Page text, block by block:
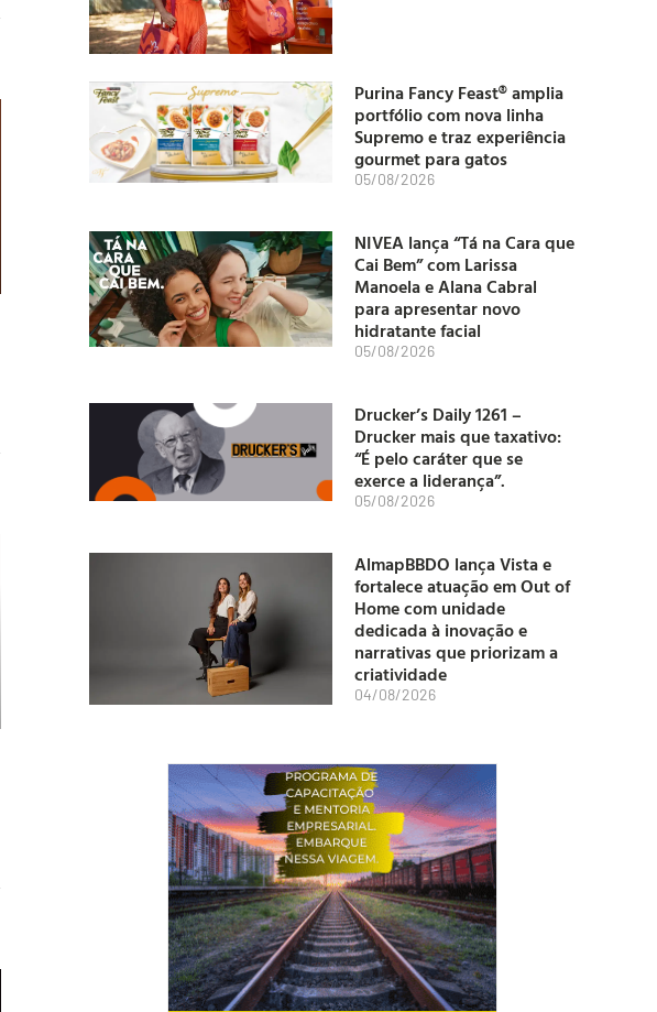
Purina Fancy Feast® amplia
portfólio com nova linha
Supremo e traz experiência
gourmet para gatos
05/08/2026
NIVEA lança “Tá na Cara que
Cai Bem” com Larissa
Manoela e Alana Cabral
para apresentar novo
hidratante facial
05/08/2026
Drucker’s Daily 1261 –
Drucker mais que taxativo:
“É pelo caráter que se
exerce a liderança”.
05/08/2026
AlmapBBDO lança Vista e
fortalece atuação em Out of
Home com unidade
dedicada à inovação e
narrativas que priorizam a
criatividade
04/08/2026